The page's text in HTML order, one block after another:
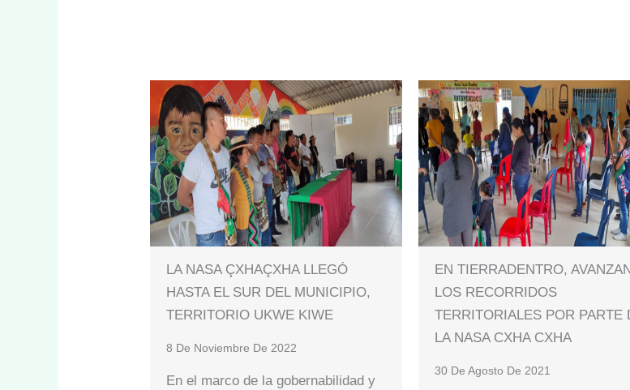
LA NASA ÇXHAÇXHA LLEGÓ
HASTA EL SUR DEL MUNICIPIO,
TERRITORIO UKWE KIWE
8 De Noviembre De 2022
En el marco de la gobernabilidad y
EN TIERRADENTRO, AVANZAN
LOS RECORRIDOS
TERRITORIALES POR PARTE
LA NASA CXHA CXHA
30 De Agosto De 2021